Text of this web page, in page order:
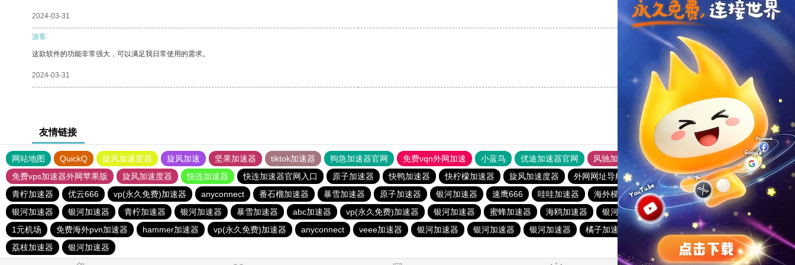
2024-03-31 支持[0] 反对[0]
游客
这款软件的功能非常强大，可以满足我日常使用的需求。
2024-03-31 支持[0] 反对[0]
友情链接
网站地图 QuickQ 旋风加速度器 旋风加速 坚果加速器 tiktok加速器 狗急加速器官网 免费vqn外网加速 小蓝鸟 优途加速器官网 风驰加速器
旋风加速器
免费vps加速器外网苹果版
旋风加速度器 快连加速器 快连加速器官网入口 原子加速器 快鸭加速器 快柠檬加速器 旋风加速度器 外网网址导航 软件中心
纵云梯加速器
青柠加速器
优云666 vp(永久免费)加速器 anyconnect 番石榴加速器 暴雪加速器 原子加速器 银河加速器 速鹰666 哇哇加速器 海外梯子官网 1元机场
银河加速器
银河加速器
银河加速器 青柠加速器 银河加速器 暴雪加速器 abc加速器 vp(永久免费)加速器 银河加速器 蜜蜂加速器 海鸥加速器 银河加速器 暴雪加速器
暴雪加速器
1元机场
免费海外pvn加速器 hammer加速器 vp(永久免费)加速器 anyconnect veee加速器 银河加速器 银河加速器 银河加速器 橘子加速器 anyconnect
anyconnect
荔枝加速器
银河加速器